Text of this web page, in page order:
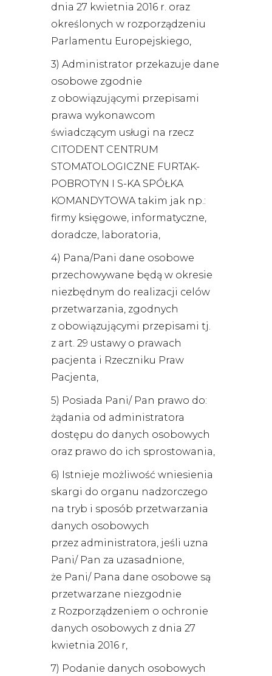
dnia 27 kwietnia 2016 r. oraz
określonych w rozporządzeniu
Parlamentu Europejskiego,
3) Administrator przekazuje dane
osobowe zgodnie
z obowiązującymi przepisami
prawa wykonawcom
świadczącym usługi na rzecz
CITODENT CENTRUM
STOMATOLOGICZNE FURTAK-
POBROTYN I S-KA SPÓŁKA
KOMANDYTOWA takim jak np.:
firmy księgowe, informatyczne,
doradcze, laboratoria,
4) Pana/Pani dane osobowe
przechowywane będą w okresie
niezbędnym do realizacji celów
przetwarzania, zgodnych
z obowiązującymi przepisami tj.
z art. 29 ustawy o prawach
pacjenta i Rzeczniku Praw
Pacjenta,
5) Posiada Pani/ Pan prawo do:
żądania od administratora
dostępu do danych osobowych
oraz prawo do ich sprostowania,
6) Istnieje możliwość wniesienia
skargi do organu nadzorczego
na tryb i sposób przetwarzania
danych osobowych
przez administratora, jeśli uzna
Pani/ Pan za uzasadnione,
że Pani/ Pana dane osobowe są
przetwarzane niezgodnie
z Rozporządzeniem o ochronie
danych osobowych z dnia 27
kwietnia 2016 r,
7) Podanie danych osobowych